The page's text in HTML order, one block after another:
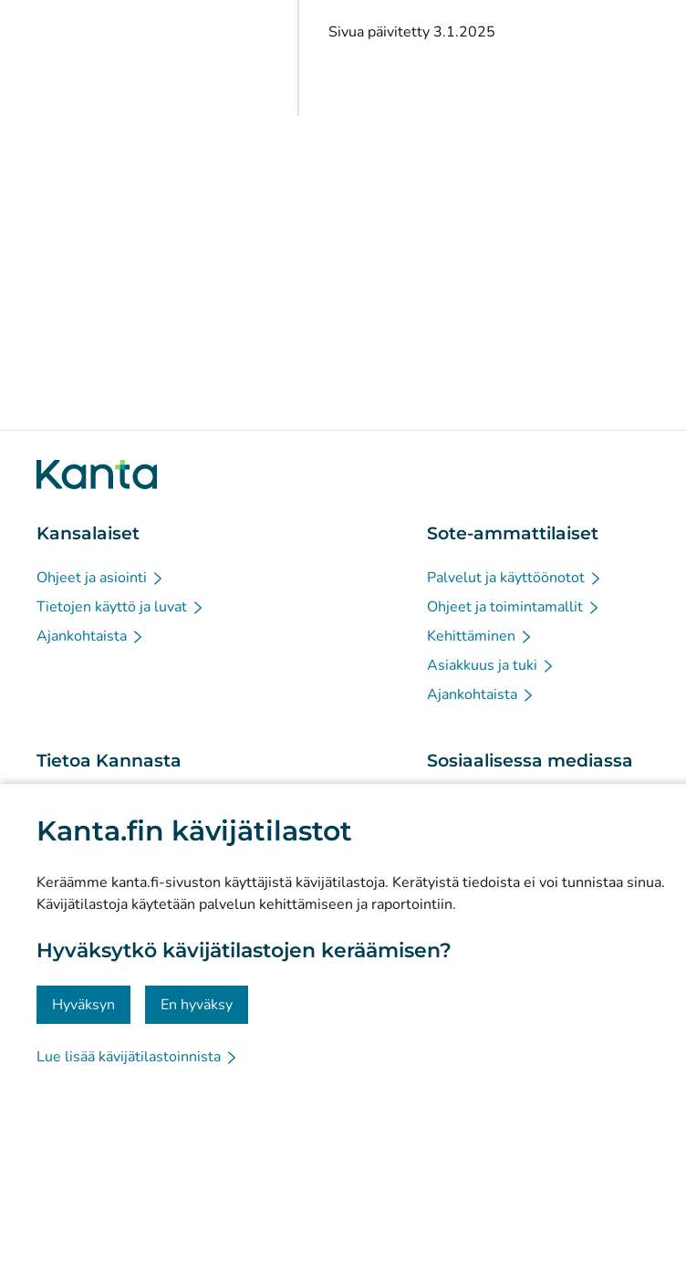
Kanta.fin kävijätilastot
Keräämme kanta.fi-sivuston käyttäjistä kävijätilastoja. Kerätyistä tiedoista ei voi tunnistaa sinua.
Kävijätilastoja käytetään palvelun kehittämiseen ja raportointiin.
Hyväksytkö kävijätilastojen keräämisen?
Hyväksyn En hyväksy
Lue lisää kävijätilastoinnista
Sivua päivitetty 3.1.2025
Kansalaiset
Ohjeet ja asiointi
Tietojen käyttö ja luvat
Ajankohtaista
Sote-ammattilaiset
Palvelut ja käyttöönotot
Ohjeet ja toimintamallit
Kehittäminen
Asiakkuus ja tuki
Ajankohtaista
Tietoa Kannasta
Tutkimus ja tiedolla johtaminen
Tietosuoja ja saavutettavuus
Viestintä ja sosiaalinen media
Sosiaalisessa mediassa
© Kanta-Palvelut, Kansaneläkelaitos